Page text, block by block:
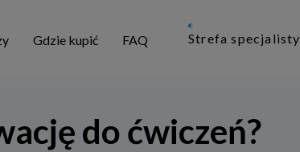
Gdzie kupić FAQ Strefa specjalisty
do ćwiczeń?